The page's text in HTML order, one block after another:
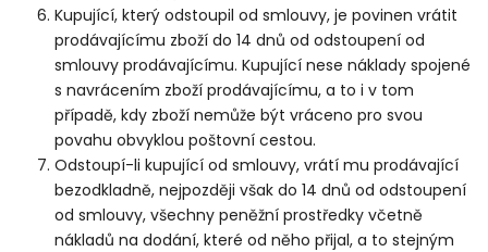
Kupující, který odstoupil od smlouvy, je povinen vrátit
prodávajícímu zboží do 14 dnů od odstoupení od
smlouvy prodávajícímu. Kupující nese náklady spojené
s navrácením zboží prodávajícímu, a to i v tom
případě, kdy zboží nemůže být vráceno pro svou
povahu obvyklou poštovní cestou.
Odstoupí-li kupující od smlouvy, vrátí mu prodávající
bezodkladně, nejpozději však do 14 dnů od odstoupení
od smlouvy, všechny peněžní prostředky včetně
nákladů na dodání, které od něho přijal, a to stejným